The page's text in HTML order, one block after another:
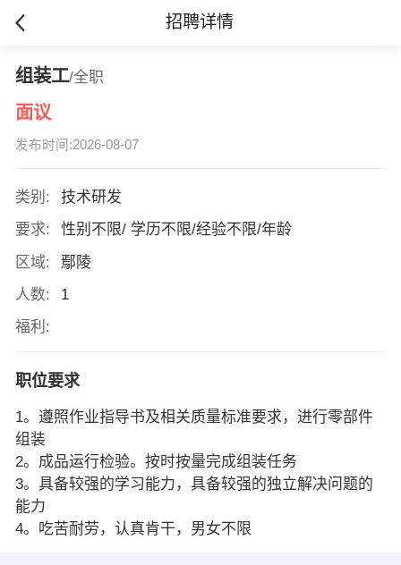
招聘详情
组装工/全职
面议
发布时间:2026-08-07
类别:
技术研发
要求:
性别不限/ 学历不限/经验不限/年龄
区域:
鄢陵
人数:
1
福利:
职位要求
1。遵照作业指导书及相关质量标准要求，进行零部件
组装
2。成品运行检验。按时按量完成组装任务
3。具备较强的学习能力，具备较强的独立解决问题的
能力
4。吃苦耐劳，认真肯干，男女不限